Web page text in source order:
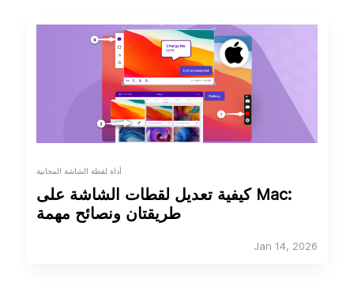
أداة لقطة الشاشة المجانية
كيفية تعديل لقطات الشاشة على Mac:
طريقتان ونصائح مهمة
Jan 14, 2026